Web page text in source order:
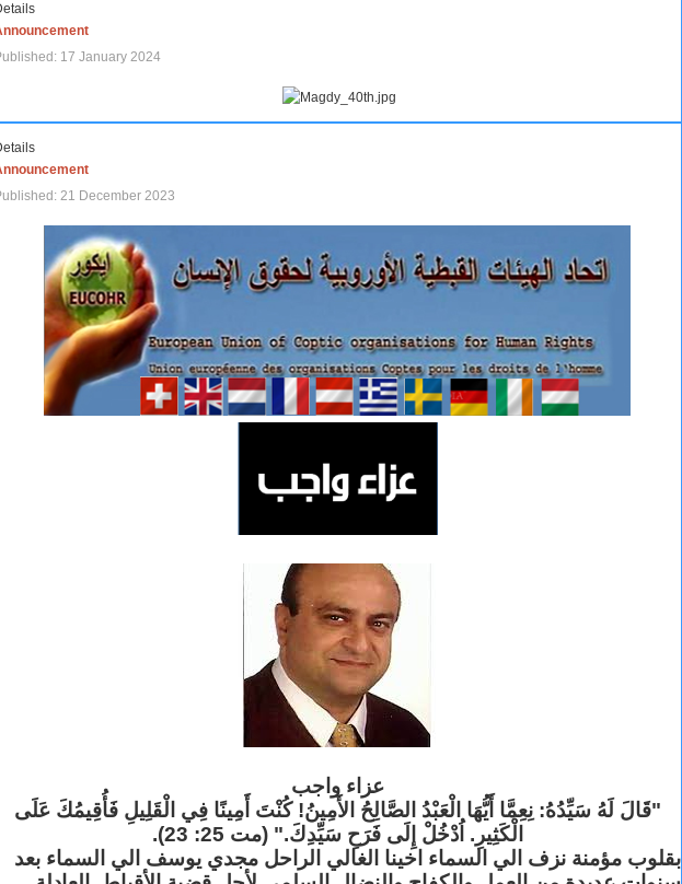
17 January 2024
21 December 2023
عزاء واجب
"قَالَ لَهُ سَيِّدُهُ: نِعِمَّا أَيُّهَا الْعَبْدُ الصَّالِحُ الأَمِينُ! كُنْتَ أَمِينًا فِي الْقَلِيلِ فَأُقِيمُكَ عَلَى
الْكَثِيرِ. اُدْخُلْ إِلَى فَرَحِ سَيِّدِكَ." (مت 25: 23).
بقلوب مؤمنة نزف الي السماء اخينا الغالي الراحل مجدي يوسف الي السماء بعد